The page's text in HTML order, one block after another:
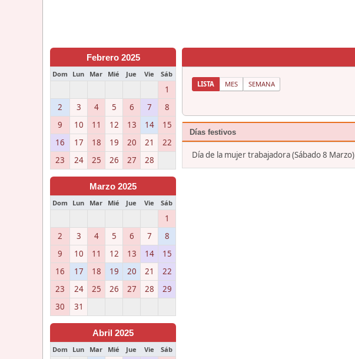
Febrero 2025
Dom Lun Mar Mié Jue Vie Sáb
1
2
3 4 5 6 7
8
9
10 11 12 13 14
15
16
17 18 19 20 21
22
23
24 25 26 27 28
Marzo 2025
Dom Lun Mar Mié Jue Vie Sáb
1
2
3 4 5 6 7
8
9
10 11 12 13 14
15
16
17 18 19 20 21
22
23
24 25 26 27 28
29
30
31
Abril 2025
Dom Lun Mar Mié Jue Vie Sáb
LISTA MES SEMANA
Días festivos
Día de la mujer trabajadora (Sábado 8 Marzo)